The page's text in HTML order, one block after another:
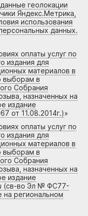
геолокации
Яндекс.Метрика,
использования
данных.
оплаты услуг по
издания для
материалов в
выборам в
Собрания
назначенных на
издание
от 11.08.2014г.)»
оплаты услуг по
издания для
материалов в
выборам в
Собрания
назначенных на
издание
(св-во Эл № ФС77-
на региональном